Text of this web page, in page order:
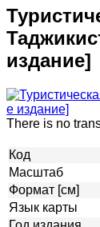
издание]
There is no
Код
Масштаб
Формат [см]
Язык карты